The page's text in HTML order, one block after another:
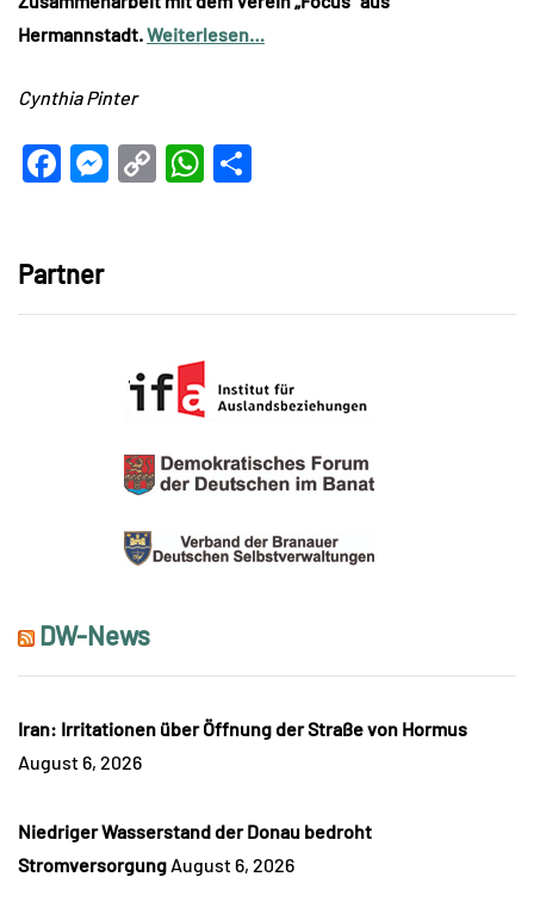
Hermannstadt.Weiterlesen…
Cynthia Pinter
Facebook
Messenger
CopyWhatsApp
Partner
DW-News
Iran: Irritationen über Öffnung der Straße von Hormus
August 6, 2026
Niedriger Wasserstand der Donau bedroht
Stromversorgung August 6, 2026